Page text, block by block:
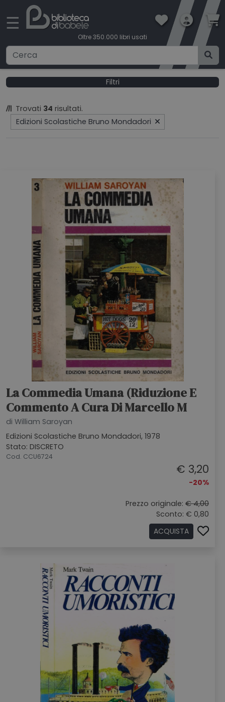
☰
Oltre 350.000 libri usati
Ricerca avanzata
CONDIZIONI DI VENDITA
SPEDIZIONI
HOME
BLOG
CHI SIAMO
OUTLET
NEWSLETTER
Filtri
Trovati 34 risultati.
Edizioni Scolastiche Bruno Mondadori
La Commedia Umana (Riduzione E
Commento A Cura Di Marcello M
di William Saroyan
Edizioni Scolastiche Bruno Mondadori, 1978
Stato: DISCRETO
Cod. CCU6724
€ 3,20
-20%
Prezzo originale: € 4,00
Sconto: € 0,80
ACQUISTA